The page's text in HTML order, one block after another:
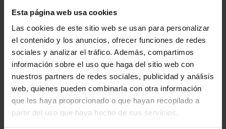
Esta página web usa cookies
Las cookies de este sitio web se usan para personalizar
el contenido y los anuncios, ofrecer funciones de redes
sociales y analizar el tráfico. Además, compartimos
información sobre el uso que haga del sitio web con
nuestros partners de redes sociales, publicidad y análisis
web, quienes pueden combinarla con otra información
que les haya proporcionado o que hayan recopilado a
partir del uso que haya hecho de sus servicios.
Material
Inox.304
Todos
(1 artículos)
Código Referencia Medidas Variantes